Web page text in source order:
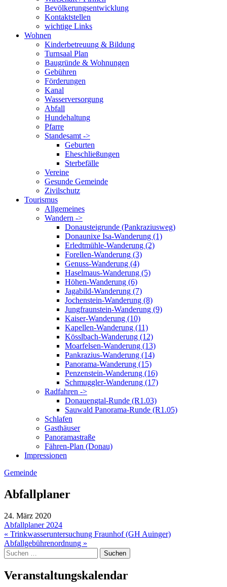
Bevölkerungsentwicklung
Kontaktstellen
wichtige Links
Wohnen
Kinderbetreuung & Bildung
Turnsaal Plan
Baugründe & Wohnungen
Gebühren
Förderungen
Kanal
Wasserversorgung
Abfall
Hundehaltung
Pfarre
Standesamt ->
Geburten
Eheschließungen
Sterbefälle
Vereine
Gesunde Gemeinde
Zivilschutz
Tourismus
Allgemeines
Wandern ->
Donausteigrunde (Pankraziusweg)
Donaunixe Isa-Wanderung (1)
Erledtmühle-Wanderung (2)
Forellen-Wanderung (3)
Genuss-Wanderung (4)
Haselmaus-Wanderung (5)
Höhen-Wanderung (6)
Jagabild-Wanderung (7)
Jochenstein-Wanderung (8)
Jungfraunstein-Wanderung (9)
Kaiser-Wanderung (10)
Kapellen-Wanderung (11)
Kösslbach-Wanderung (12)
Moarfelsen-Wanderung (13)
Pankrazius-Wanderung (14)
Panorama-Wanderung (15)
Penzenstein-Wanderung (16)
Schmuggler-Wanderung (17)
Radfahren ->
Donauengtal-Runde (R1.03)
Sauwald Panorama-Runde (R1.05)
Schlafen
Gasthäuser
Panoramastraße
Fähren-Plan (Donau)
Impressionen
Gemeinde
Abfallplaner
24. März 2020
Abfallplaner 2024
Beitragsnavigation
« Trinkwasseruntersuchung Fraunhof (GH Auinger)
Abfallgebührenordnung »
Suche
nach:
Veranstaltungskalendar